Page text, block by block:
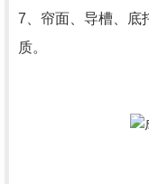
7、帘面、导槽、底
质。